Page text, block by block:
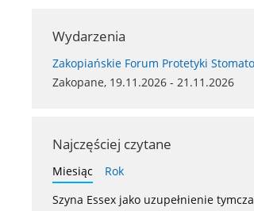
Wydarzenia
Zakopiańskie Forum Protetyki
Zakopane, 19.11.2026 - 21.11.2026
Najczęściej czytane
Miesiąc
Rok
Szyna Essex jako uzupełnienie